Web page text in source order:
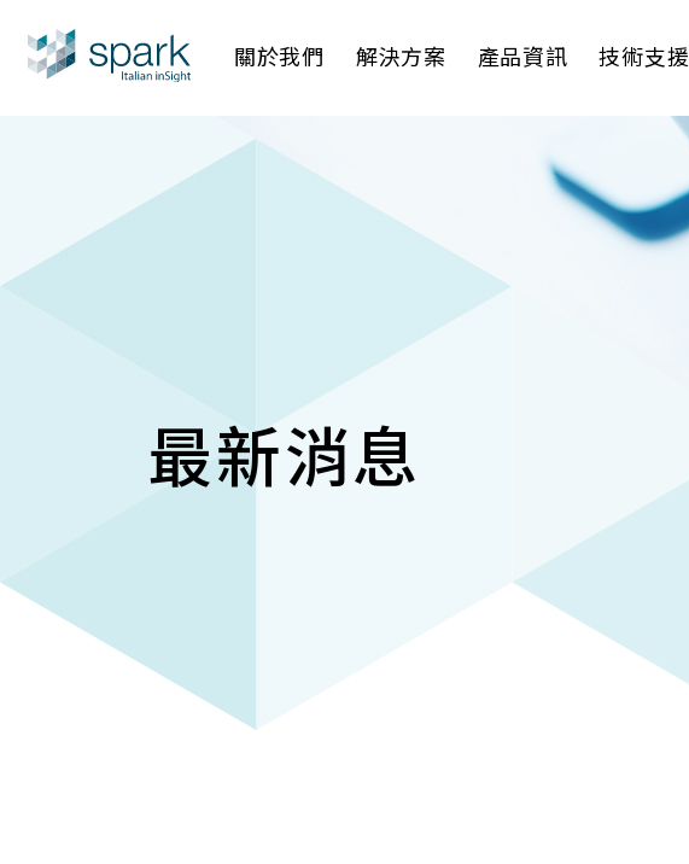
關於我們 解決方案 產品資訊
AI 影像管理軟體
AI 一站式解決方案
IP網路攝影機
技術支援
最新消息